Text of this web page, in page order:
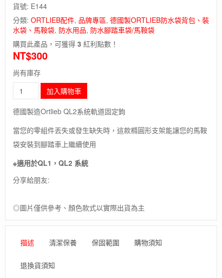
貨號: E144
分類: ORTLIEB配件, 品牌專區, 德國製ORTLIEB防水袋背包、裝
水袋、馬鞍袋, 防水用品, 防水腳踏車袋/馬鞍袋
購買此產品，可獲得 3 紅利點數！
NT$300
尚有庫存
毛
象-
德
國
[ORTLIEB]
Elliptical
for
lower
anchoring
/
系
加入購物車
德國製造Ortlieb QL2系統軌道固定鉤
當您的零組件丟失或發生缺失時，這款橢圓形支架能讓您的馬鞍
袋安裝到腳踏車上繼續使用
※適用於QL1，QL2 系統
分享給朋友:
◎圖片僅供參考、顏色款式以實際出貨為主
描述 清潔保養 保固範圍 購物須知
退換貨須知